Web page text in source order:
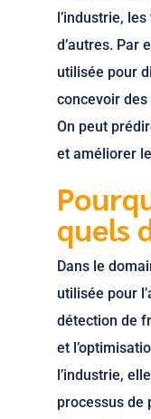
l’industrie,
d’autres. Par
utilisée pour
concevoir
On peut
et améliorer
quels
Dans le
utilisée pour
détection de
et
l’industrie,
processus de